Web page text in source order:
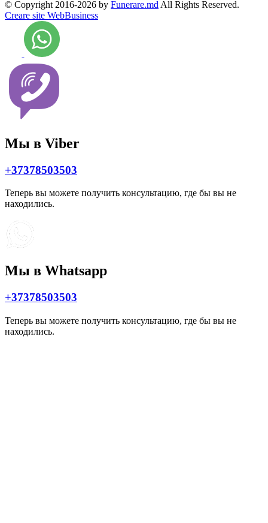
© Copyright 2016-2026 by Funerare.md All Rights Reserved.
Creare site WebBusiness
Мы в Viber
+37378503503
Теперь вы можете получить консультацию, где бы вы не
находились.
Мы в Whatsapp
+37378503503
Теперь вы можете получить консультацию, где бы вы не
находились.